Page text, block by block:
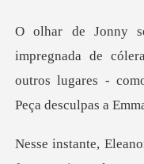
outros lugares -